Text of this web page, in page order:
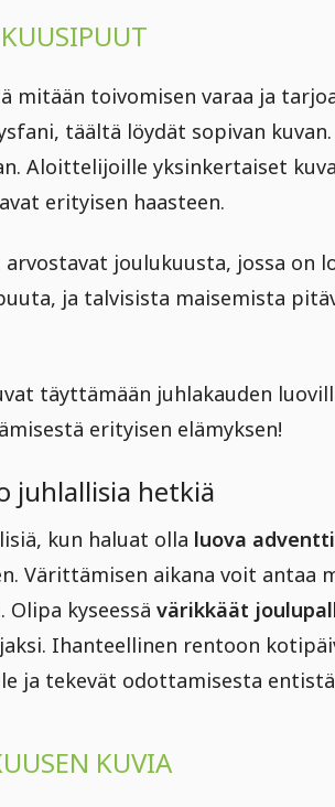
mitään toivomisen varaa ja
täältä löydät sopivan kuvan.
Aloittelijoille yksinkertaiset
erityisen haasteen.
joulukuusta, jossa on
ja talvisista maisemista
täyttämään juhlakauden
erityisen elämyksen!
juhlallisia hetkiä
kun haluat olla luova
Värittämisen aikana voit antaa
kyseessä värikkäät
Ihanteellinen rentoon
ja tekevät odottamisesta
KUVIA